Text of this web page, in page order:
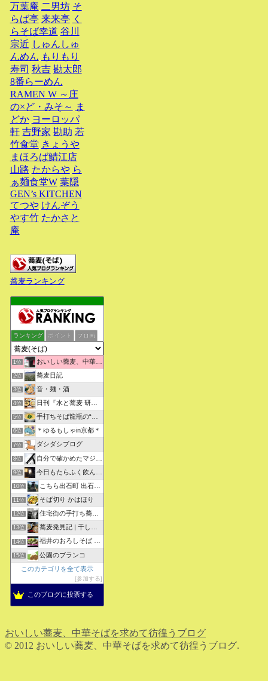
万葉庵 二男坊 そ
らば亭 来来亭 く
らそば幸道 谷川
宗近 しゅんしゅ
んめん もりもり
寿司 秋吉 勘太郎
8番らーめん
RAMEN W ～庄
の×ど・みそ～ ま
どか ヨーロッパ
軒 吉野家 勘助 若
竹食堂 きょうや
まほろば鯖江店
山路 たからや ら
ぁ麺食堂W 葉隠
GEN’s KITCHEN
てつや けんぞう
やす竹 たかさと
庵
蕎麦ランキング
ランキング ポイント ブロ画
1位 おいしい蕎麦、中華そばを求めて彷徨うブログ
2位 蕎麦日記
3位 音・麺・酒
4位 日刊『水と蕎麦 研究図鑑』
5位 手打ちそば龍瓶の“いつも心に太陽を”
6位 ＊ゆるもしゃin京都＊
7位 ダシダシブログ
8位 自分で確かめたマジな近現代史・グルメな蕎麦・キレイなお花さん
9位 今日もたらふく飲んで食べた -湖月四代目嫁日記-
10位 こちら出石町 出石そばの「田中屋食品製造部」
11位 そば切り かはほり
12位 住宅街の手打ち蕎麦屋三代目ブログ
13位 蕎麦発見記 | 干しそばをメインにしたそばブログ
14位 福井のおろしそば 無責任１００選
15位
公園のブランコ
このカテゴリを全て表示
参加する
このブログに投票する
おいしい蕎麦、中華そばを求めて彷徨うブログ
© 2012 おいしい蕎麦、中華そばを求めて彷徨うブログ.